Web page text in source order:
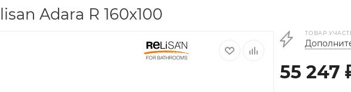
Adara R 160х100
ТОВАР
55 247